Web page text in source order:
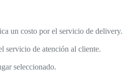
un costo por el servicio de delivery.
servicio de atención al cliente.
seleccionado.